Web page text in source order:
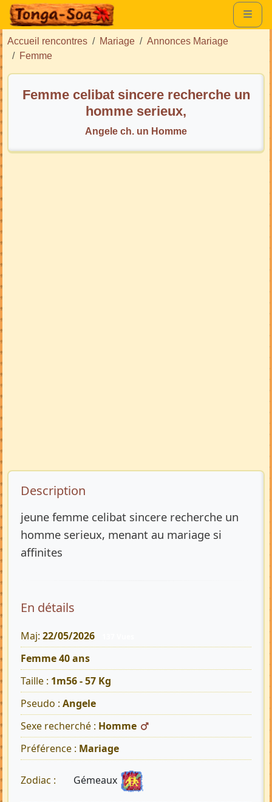
Accueil rencontres Mariage
Annonces Mariage
Femme
Femme celibat sincere recherche un
homme serieux,
Angele ch. un Homme
Description de l’annonce
Description
jeune femme celibat sincere recherche un
homme serieux, menant au mariage si
affinites
En détails
Maj: 22/05/2026
Femme 40 ans
Taille : 1m56 - 57 Kg
Pseudo : Angele
Sexe recherché : Homme
Préférence : Mariage
Zodiac : Gémeaux